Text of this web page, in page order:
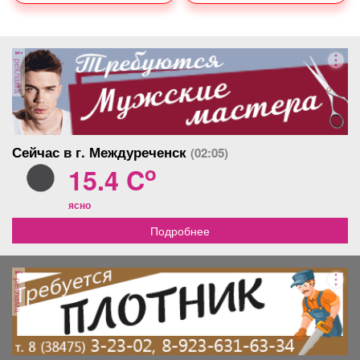
реклама
Сейчас в г. Междуреченск (02:05)
15.4 Co
ясно
Подробнее
реклама